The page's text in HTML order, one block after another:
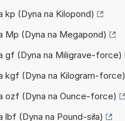
kp (Dyna na Kilopond)
Mp (Dyna na Megapond)
gf (Dyna na Miligrave-force)
kgf (Dyna na Kilogram-force)
ozf (Dyna na Ounce-force)
lbf (Dyna na Pound-siła)